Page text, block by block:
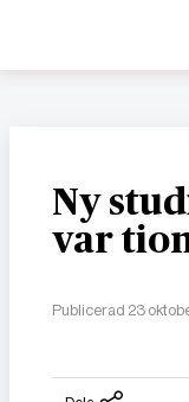
Ny
var
Publicerad 23